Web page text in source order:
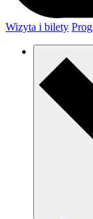
Wizyta i bilety